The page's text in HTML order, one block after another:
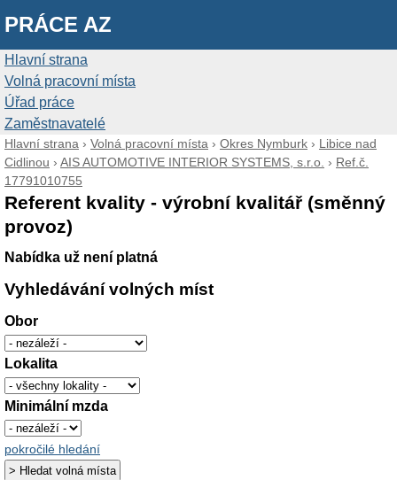
PRÁCE AZ
Hlavní strana
Volná pracovní místa
Úřad práce
Zaměstnavatelé
Hlavní strana › Volná pracovní místa › Okres Nymburk › Libice nad
Cidlinou › AIS AUTOMOTIVE INTERIOR SYSTEMS, s.r.o. › Ref.č.
17791010755
Referent kvality - výrobní kvalitář (směnný
provoz)
Nabídka už není platná
Vyhledávání volných míst
Obor
Lokalita
Minimální mzda
pokročilé hledání